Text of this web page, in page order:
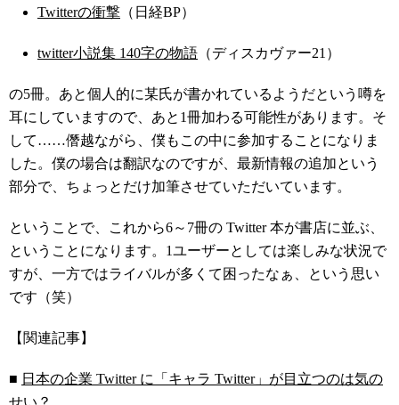
Twitterの衝撃 （日経BP）
twitter小説集 140字の物語 （ディスカヴァー21）
の5冊。あと個人的に某氏が書かれているようだという噂を
耳にしていますので、あと1冊加わる可能性があります。そ
して……僭越ながら、僕もこの中に参加することになりま
した。僕の場合は翻訳なのですが、最新情報の追加という
部分で、ちょっとだけ加筆させていただいています。
ということで、これから6～7冊の Twitter 本が書店に並ぶ、
ということになります。1ユーザーとしては楽しみな状況で
すが、一方ではライバルが多くて困ったなぁ、という思い
です（笑）
【関連記事】
■ 日本の企業 Twitter に「キャラ Twitter」が目立つのは気の
せい？